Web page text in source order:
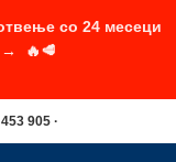
905 ·
со 24 месеци
→ 🔥🥩